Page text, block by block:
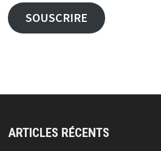
SOUSCRIRE
ARTICLES RÉCENTS